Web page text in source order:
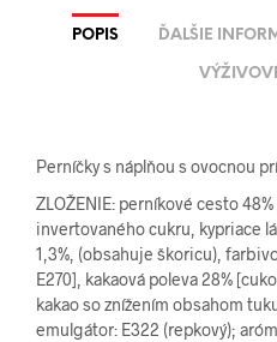
POPIS ĎALŠIE
Perníčky s náplňou s ovocnou
ZLOŽENIE: perníkové cesto
invertovaného cukru, kypriace
1,3%, (obsahuje škoricu),
E270], kakaová poleva 28%
kakao so znížením obsahom
emulgátor: E322 (repkový);